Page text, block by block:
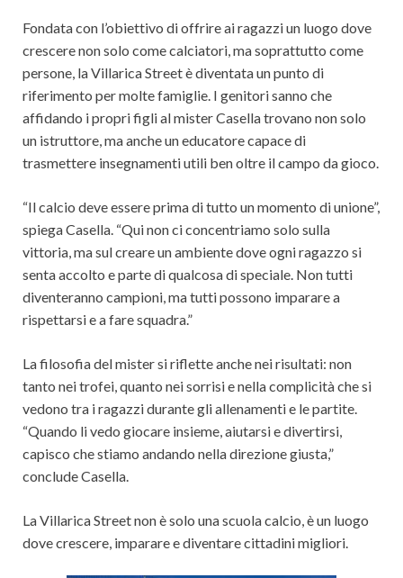
Fondata con l’obiettivo di offrire ai ragazzi un luogo dove
crescere non solo come calciatori, ma soprattutto come
persone, la Villarica Street è diventata un punto di
riferimento per molte famiglie. I genitori sanno che
affidando i propri figli al mister Casella trovano non solo
un istruttore, ma anche un educatore capace di
trasmettere insegnamenti utili ben oltre il campo da gioco.
“Il calcio deve essere prima di tutto un momento di unione”,
spiega Casella. “Qui non ci concentriamo solo sulla
vittoria, ma sul creare un ambiente dove ogni ragazzo si
senta accolto e parte di qualcosa di speciale. Non tutti
diventeranno campioni, ma tutti possono imparare a
rispettarsi e a fare squadra.”
La filosofia del mister si riflette anche nei risultati: non
tanto nei trofei, quanto nei sorrisi e nella complicità che si
vedono tra i ragazzi durante gli allenamenti e le partite.
“Quando li vedo giocare insieme, aiutarsi e divertirsi,
capisco che stiamo andando nella direzione giusta,”
conclude Casella.
La Villarica Street non è solo una scuola calcio, è un luogo
dove crescere, imparare e diventare cittadini migliori.